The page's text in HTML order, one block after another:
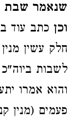
שנאמר שבת
וכן כתב עוד
חלק עשין
לשבות
והוא אמרו
פעמים (מנין